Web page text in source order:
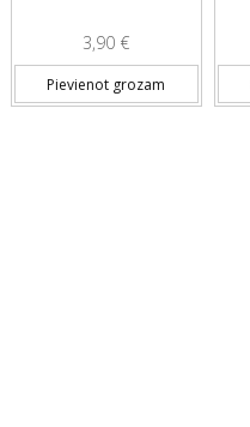
3,90 €
Pievienot grozam